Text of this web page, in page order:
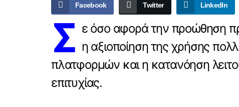
Facebook Twitter LinkedIn
Σ ε όσο αφορά την προώθηση
η αξιοποίηση της χρήσης
πλατφορμών και η κατανόηση
επιτυχίας.